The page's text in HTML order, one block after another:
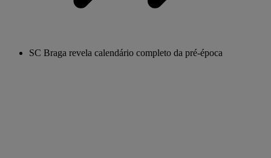
SC Braga revela calendário completo da pré-época